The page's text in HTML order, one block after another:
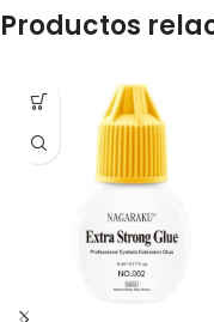
Productos